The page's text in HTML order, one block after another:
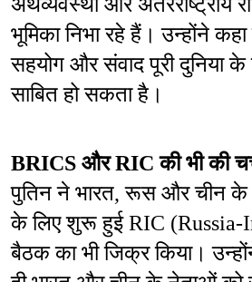
अर्थव्यवस्था और अंतरराष्ट्रीय
भूमिका निभा रहे हैं। उन्होंने
सहयोग और संवाद पूरी दुनिया के
साबित हो सकता है।
BRICS और RIC की भी की
पुतिन ने भारत, रूस और चीन के
के लिए शुरू हुई RIC (Russia-
बैठक का भी जिक्र किया।